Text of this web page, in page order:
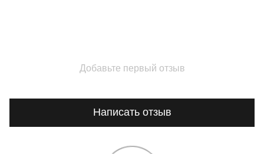
Добавьте первый отзыв
Написать отзыв